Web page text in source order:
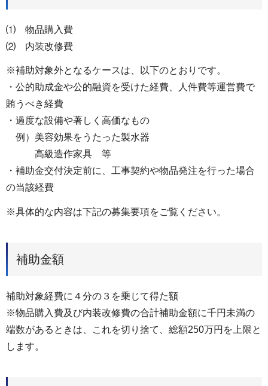
⑴ 物品購入費
⑵ 内装改修費
※補助対象外となるケースは、以下のとおりです。
・公的助成金や公的融資を受けた経費、人件費等運営費で
賄うべき経費
・過度な設備や著しく高価なもの
例）美容効果をうたった製水器
高級造作家具 等
・補助金交付決定前に、工事契約や物品発注を行った場合
の当該経費
※具体的な内容は下記の募集要項をご覧ください。
補助金額
補助対象経費に４分の３を乗じて得た額
※物品購入費及び内装改修費の合計補助金額に千円未満の
端数があるときは、これを切り捨て、総額250万円を上限と
します。